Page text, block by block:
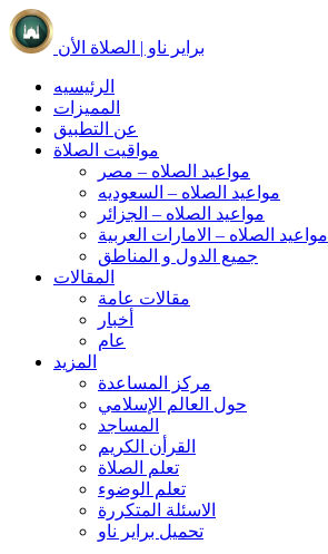
براير ناو | الصلاة الأن
الرئيسيه
المميزات
عن التطبيق
مواقيت الصلاة
مواعيد الصلاه – مصر
مواعيد الصلاه – السعوديه
مواعيد الصلاه – الجزائر
مواعيد الصلاه – الامارات العربية
جميع الدول و المناطق
المقالات
مقالات عامة
أخبار
عام
المزيد
مركز المساعدة
حول العالم الإسلامي
المساجد
القرأن الكريم
تعلم الصلاة
تعلم الوضوء
الاسئلة المتكررة
تحميل براير ناو